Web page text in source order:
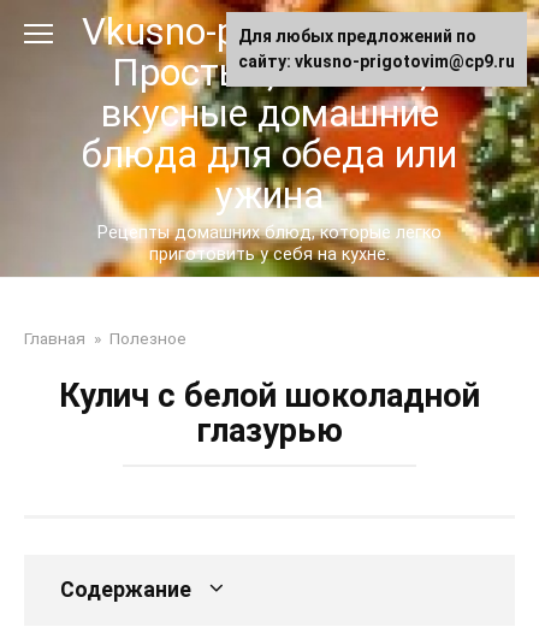
Vkusno-prigotovim.ru -
Простые, сытные,
вкусные домашние
блюда для обеда или
ужина
Рецепты домашних блюд, которые легко
приготовить у себя на кухне.
Главная » Полезное
Кулич с белой шоколадной
глазурью
Содержание
Для любых предложений по
сайту: vkusno-prigotovim@cp9.ru